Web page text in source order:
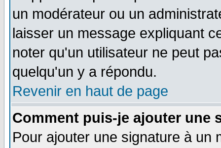
un modérateur ou un
laisser un message expliquant
noter qu'un utilisateur ne peut
quelqu'un y a répondu.
Revenir en haut de page
Comment puis-je ajouter une
Pour ajouter une signature à un